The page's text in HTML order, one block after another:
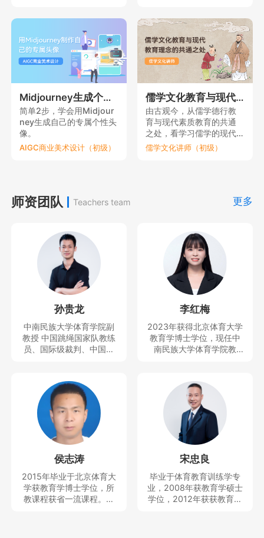
Midjourney生成个性元宇宙头像
简单2步，学会用Midjour
ney生成自己的专属个性头
像。
AIGC商业美术设计（初级）
儒学文化教育与现代教育理念的共通之处
由古观今，从儒学德行教
育与现代素质教育的共通
之处，看学习儒学的现代
意义。
儒学文化讲师（初级）
师资团队 Teachers team 更多
孙贵龙
中南民族大学体育学院副
教授 中国跳绳国家队教练
员、国际级裁判、中国民
民族体育协会民族体育理
论与文化推广委员会副秘
书长、全国学校体育联盟
（教学改革）首席专家等
职务，近5年培养跳绳世界
冠军5人，全国冠军40多
人，主持并完成国家社科
基金青年项目、国家体育
总局决策咨询研究一般项
目、民政部民政政策理论
研究项目、教育部产学合
李红梅
2023年获得北京体育大学
教育学博士学位，现任中
南民族大学体育学院教
向。曾获得教学竞赛一等
奖，主持及参与完成科技
部重大专项1项和省部级项
目4项，发表SSCI、CSSC
I、SCI等论文10余篇。
侯志涛
2015年毕业于北京体育大
学获教育学博士学位，所
教课程获省一流课程。现
宋忠良
毕业于体育教育训练学专
业，2008年获教育学硕士
学位，2012年获获教育学